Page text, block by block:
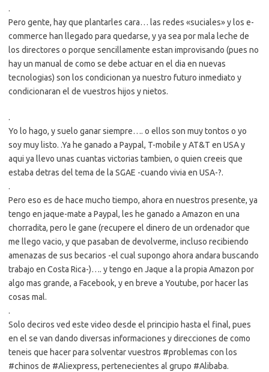
.
Pero gente, hay que plantarles cara… las redes «suciales» y los e-
commerce han llegado para quedarse, y ya sea por mala leche de
los directores o porque sencillamente estan improvisando (pues no
hay un manual de como se debe actuar en el dia en nuevas
tecnologias) son los condicionan ya nuestro futuro inmediato y
condicionaran el de vuestros hijos y nietos.
.
Yo lo hago, y suelo ganar siempre…. o ellos son muy tontos o yo
soy muy listo. .Ya he ganado a Paypal, T-mobile y AT&T en USA y
aqui ya llevo unas cuantas victorias tambien, o quien creeis que
estaba detras del tema de la SGAE -cuando vivia en USA-?.
.
Pero eso es de hace mucho tiempo, ahora en nuestros presente, ya
tengo en jaque-mate a Paypal, les he ganado a Amazon en una
chorradita, pero le gane (recupere el dinero de un ordenador que
me llego vacio, y que pasaban de devolverme, incluso recibiendo
amenazas de sus becarios -el cual supongo ahora andara buscando
trabajo en Costa Rica-)…. y tengo en Jaque a la propia Amazon por
algo mas grande, a Facebook, y en breve a Youtube, por hacer las
cosas mal.
.
Solo deciros ved este video desde el principio hasta el final, pues
en el se van dando diversas informaciones y direcciones de como
teneis que hacer para solventar vuestros #problemas con los
#chinos de #Aliexpress, pertenecientes al grupo #Alibaba.